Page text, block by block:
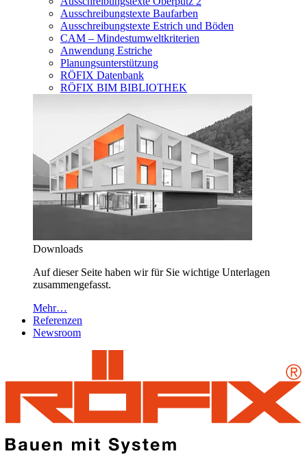
Ausschreibungstexte Baufarben
Ausschreibungstexte Estrich und Böden
CAM – Mindestumweltkriterien
Anwendung Estriche
Planungsunterstützung
RÖFIX Datenbank
RÖFIX BIM BIBLIOTHEK
Downloads
Auf dieser Seite haben wir für Sie wichtige Unterlagen
zusammengefasst.
Mehr…
Referenzen
Newsroom